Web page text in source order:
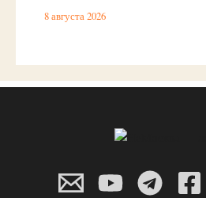
8 августа 2026